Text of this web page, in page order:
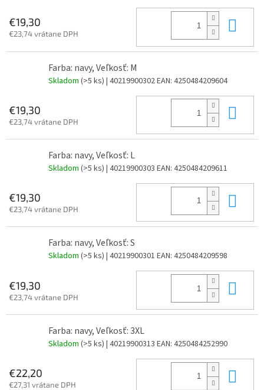
€19,30
€23,74 vrátane DPH
Farba: navy, Veľkosť: M
Skladom (>5 ks) | 40219900302EAN: 4250484209604
€19,30
€23,74 vrátane DPH
Farba: navy, Veľkosť: L
Skladom (>5 ks) | 40219900303 EAN: 4250484209611
€19,30
€23,74 vrátane DPH
Farba: navy, Veľkosť: S
Skladom (>5 ks) | 40219900301 EAN: 4250484209598
€19,30
€23,74 vrátane DPH
Farba: navy, Veľkosť: 3XL
Skladom (>5 ks) | 40219900313 EAN: 4250484252990
€22,20
€27,31 vrátane DPH